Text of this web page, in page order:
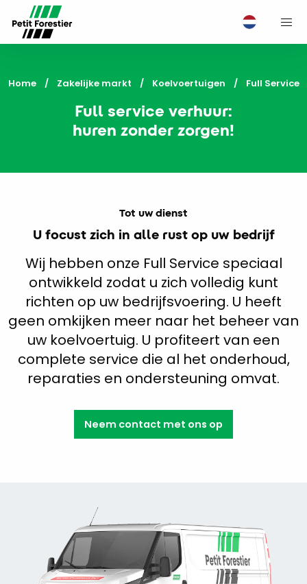
Home Zakelijke markt Koelvoertuigen Current:
Full Service
Full service verhuur:
huren zonder zorgen!
Tot uw dienst
U focust zich in alle rust op uw bedrijf
Wij hebben onze Full Service speciaal
ontwikkeld zodat u zich volledig kunt
richten op uw bedrijfsvoering. U heeft
geen omkijken meer naar het beheer van
uw koelvoertuig. U profiteert van een
complete service die al het onderhoud,
reparaties en ondersteuning omvat.
Neem contact met ons op